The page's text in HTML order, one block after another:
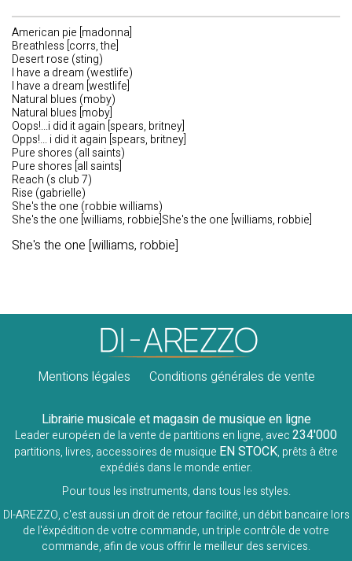
American pie [madonna]
Breathless [corrs, the]
Desert rose (sting)
I have a dream (westlife)
I have a dream [westlife]
Natural blues (moby)
Natural blues [moby]
Oops!...i did it again [spears, britney]
Opps!... i did it again [spears, britney]
Pure shores (all saints)
Pure shores [all saints]
Reach (s club 7)
Rise (gabrielle)
She's the one (robbie williams)
She's the one [williams, robbie]She's the one [williams, robbie]
She's the one [williams, robbie]
Mentions légales Conditions générales de vente
Librairie musicale et magasin de musique en ligne
Leader européen de la vente de partitions en ligne, avec234'000
partitions, livres, accessoires de musique EN STOCK, prêts à être
expédiés dans le monde entier.
Pour tous les instruments, dans tous les styles.
DI-AREZZO, c'est aussi un droit de retour facilité, un débit bancaire lors
de l'éxpédition de votre commande, un triple contrôle de votre
commande, afin de vous offrir le meilleur des services.